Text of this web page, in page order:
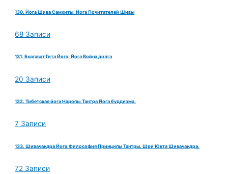
130. Йога Шива Самхиты. Йога Почитателей Шивы
68 Записи
131. Бхагават Гита Йога. Йога Война долга
20 Записи
132. Тибетская йога Наропы.Тантра Йога буддизма.
7 Записи
133. Шивачандра Йога.Философия Принципы Тантры. Шри Юкта Шивачандра.
72 Записи